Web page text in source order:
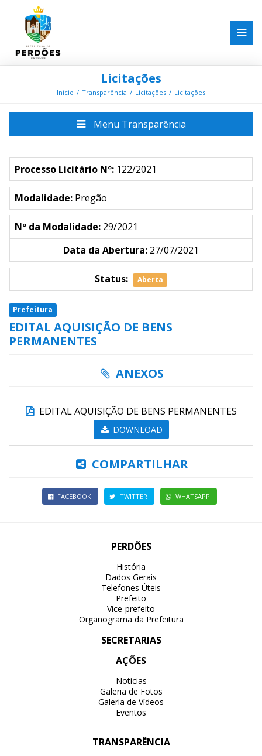
Licitações
Início Transparência Licitações Licitações
Menu Transparência
Processo Licitário Nº: 122/2021
Modalidade: Pregão
Nº da Modalidade: 29/2021
Data da Abertura: 27/07/2021
Status: Aberta
Prefeitura
EDITAL AQUISIÇÃO DE BENS
PERMANENTES
ANEXOS
EDITAL AQUISIÇÃO DE BENS PERMANENTES
DOWNLOAD
COMPARTILHAR
FACEBOOK TWITTER WHATSAPP
PERDÕES
História
Dados Gerais
Telefones Úteis
Prefeito
Vice-prefeito
Organograma da Prefeitura
SECRETARIAS
AÇÕES
Notícias
Galeria de Fotos
Galeria de Vídeos
Eventos
TRANSPARÊNCIA